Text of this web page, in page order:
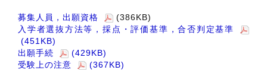
募集人員，出願資格
(386KB)
入学者選抜方法等，採点・評価基準，合否判定基準
(451KB)
出願手続
(429KB)
受験上の注意
(367KB)